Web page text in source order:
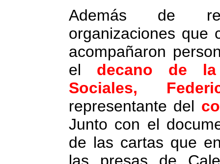
Además de
organizaciones que
acompañaron
el decano de
Sociales,
representante del
Junto con el
de las cartas que